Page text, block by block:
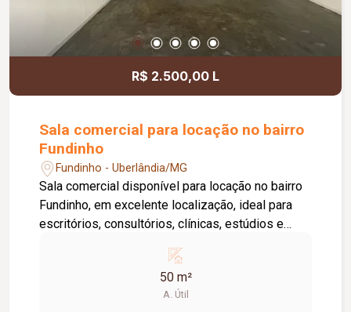
locatário. Entre em contato para mais
informações e agende uma visita.
R$ 2.500,00 L
Sala comercial para locação no bairro
Fundinho
Fundinho - Uberlândia/MG
Sala comercial disponível para locação no bairro
Fundinho, em excelente localização, ideal para
escritórios, consultórios, clínicas, estúdios e
aproximadamente 50 m², forro em gesso, copa,
ponto de água, interfone e acesso por senha,
oferecendo praticidade e funcionalidade para o
50 m²
A. Útil